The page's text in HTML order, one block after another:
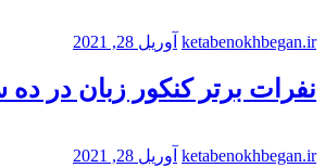
ketabenokhbegan.ir آوریل 28, 2021
نفرات برتر کنکور زبان در ده
ketabenokhbegan.ir آوریل 28, 2021